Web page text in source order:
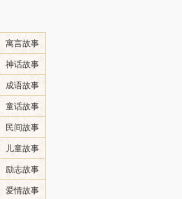
寓言故事
神话故事
成语故事
童话故事
民间故事
儿童故事
励志故事
爱情故事